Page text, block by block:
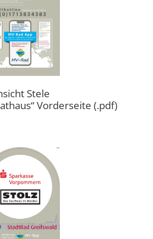
Stele
Vorderseite (.pdf)